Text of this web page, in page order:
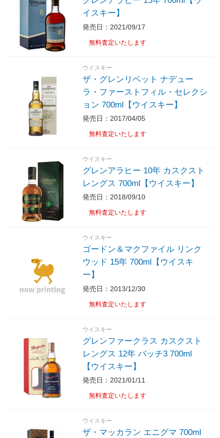
イスキー】
発売日：2021/09/17
無料査定いたします
ウイスキー
ザ・グレンリベット ナデュー
ラ・ファーストフィル・セレクシ
ョン 700ml【ウイスキー】
発売日：2017/04/05
無料査定いたします
ウイスキー
グレンアラヒー 10年 カスクスト
レングス 700ml【ウイスキー】
発売日：2018/09/10
無料査定いたします
ウイスキー
ゴードン＆マクファイル リンク
ウッド 15年 700ml【ウイスキ
ー】
発売日：2013/12/30
無料査定いたします
ウイスキー
グレンファークラス カスクスト
レングス 12年 バッチ3 700ml
【ウイスキー】
発売日：2021/01/11
無料査定いたします
ウイスキー
ザ・マッカラン エニグマ 700ml